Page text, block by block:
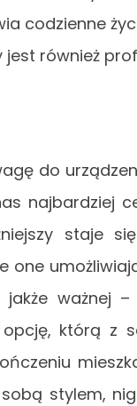
codzienne
również
do
najbardziej
staje
ważnej
którą z
stylem,